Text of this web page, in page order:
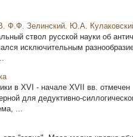
Ф.Ф. Зелинский. Ю.А.
ствол русской науки об
исключительным
в XVI - начале XVII вв. отмечен
для дедуктивно-
...